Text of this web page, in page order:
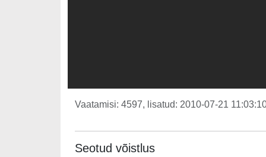
Vaatamisi: 4597, lisatud: 2010-07-21
Seotud võistlus